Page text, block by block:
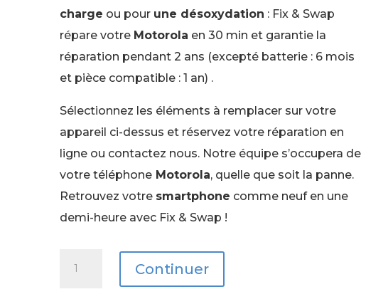
charge ou pour une désoxydation : Fix & Swap
répare votre Motorola en 30 min et garantie la
réparation pendant 2 ans (excepté batterie : 6 mois
et pièce compatible : 1 an) .
Sélectionnez les éléments à remplacer sur votre
appareil ci-dessus et réservez votre réparation en
ligne ou contactez nous. Notre équipe s’occupera de
votre téléphone Motorola, quelle que soit la panne.
Retrouvez votre smartphone comme neuf en une
demi-heure avec Fix & Swap !
Continuer